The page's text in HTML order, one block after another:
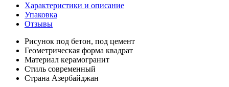
Характеристики и описание
Упаковка
Отзывы
Рисунок под бетон, под цемент
Геометрическая форма квадрат
Материал керамогранит
Стиль современный
Страна Азербайджан